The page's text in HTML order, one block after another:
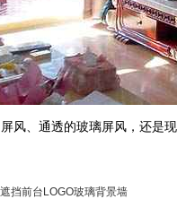
风、通透的玻璃屏风，还是
挡前台LOGO玻璃背景墙